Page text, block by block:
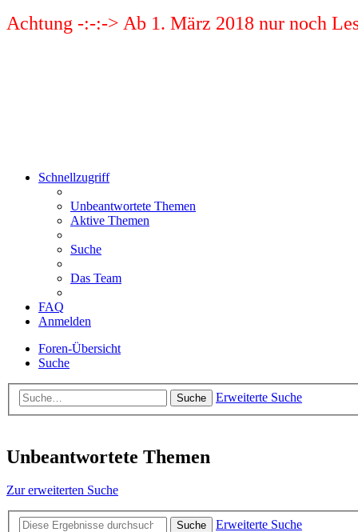
Achtung -:-:-> Ab 1. März 2018 nur noch
Schnellzugriff
Unbeantwortete Themen
Aktive Themen
Suche
Das Team
FAQ
Anmelden
Foren-Übersicht
Suche
Suche Erweiterte Suche
Unbeantwortete Themen
Zur erweiterten Suche
Suche
Erweiterte Suche